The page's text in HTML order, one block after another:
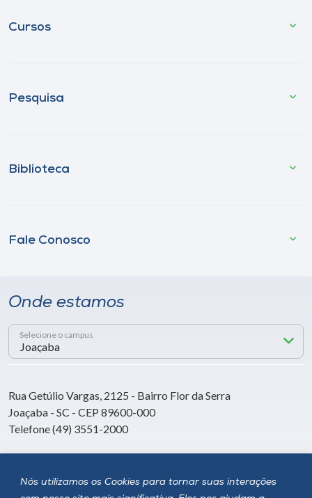
Nós utilizamos os Cookies para tornar suas interações
Cursos
Pesquisa
Biblioteca
Fale Conosco
Onde estamos
Selecione o campus
Rua Getúlio Vargas, 2125 - Bairro Flor da Serra
Joaçaba - SC - CEP 89600-000
Telefone (49) 3551-2000
Siga a Unoesc